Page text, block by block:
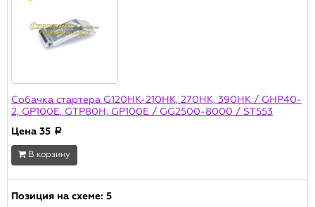
Собачка стартера G120HK-210HK, 270HK, 390HK / GHP40-
2, GP100E, GTP80H, GP100E / GG2500-8000 / ST553
Цена 35 a
В корзину
Позиция на схеме: 5